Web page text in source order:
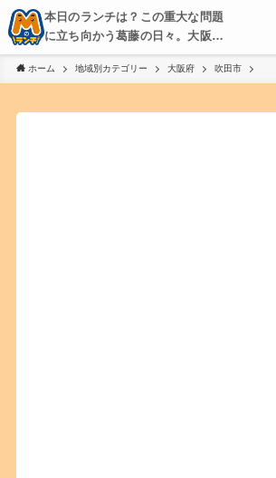
本日のランチは？この重大な問題
に立ち向かう葛藤の日々。大阪・
京都・神戸を中心とした食べ歩
き、飲み歩きを綴る。
ホーム 地域別カテゴリー 大阪府 吹田市